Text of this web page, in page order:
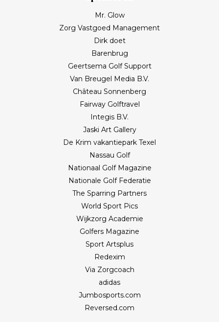
Mr. Glow
Zorg Vastgoed Management
Dirk doet
Barenbrug
Geertsema Golf Support
Van Breugel Media B.V.
Château Sonnenberg
Fairway Golftravel
Integis B.V.
Jaski Art Gallery
De Krim vakantiepark Texel
Nassau Golf
Nationaal Golf Magazine
Nationale Golf Federatie
The Sparring Partners
World Sport Pics
Wijkzorg Academie
Golfers Magazine
Sport Artsplus
Redexim
Via Zorgcoach
adidas
Jumbosports.com
Reversed.com